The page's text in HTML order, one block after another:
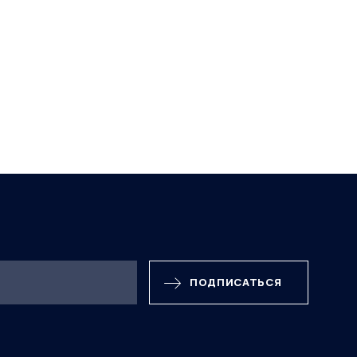
ПОДПИСАТЬСЯ